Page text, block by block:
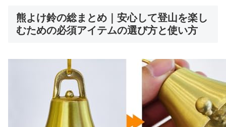
熊よけ鈴の総まとめ｜安心して登山を楽し
むための必須アイテムの選び方と使い方